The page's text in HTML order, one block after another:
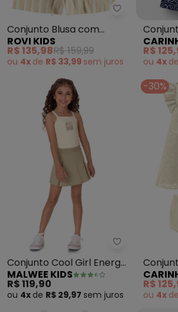
Rovi Kids -
Conjunto Blusa com
Shorts Infantil (Bege)
ROVI KIDS
R$ 135,98R$ 159,99
ou 4x de R$ 33,99 sem juros
R$
ou 4x de
Malwee
Conjunto Cool Girl Energy
em Moletinho (Bege)
MALWEE KIDS
R$ 119,90
ou 4x de R$ 29,97 sem juros
-30%
com
R$
ou 4x de